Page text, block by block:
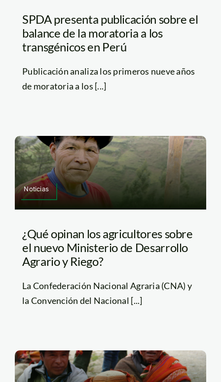
SPDA presenta publicación sobre el
balance de la moratoria a los
transgénicos en Perú
Publicación analiza los primeros nueve años
de moratoria a los [...]
Noticias
¿Qué opinan los agricultores sobre
el nuevo Ministerio de Desarrollo
Agrario y Riego?
La Confederación Nacional Agraria (CNA) y
la Convención del Nacional [...]